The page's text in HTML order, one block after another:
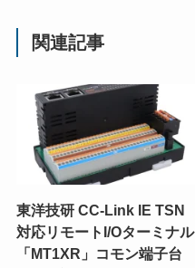
関連記事
東洋技研 CC-Link IE TSN
対応リモートI/Oターミナル
「MT1XR」コモン端子台